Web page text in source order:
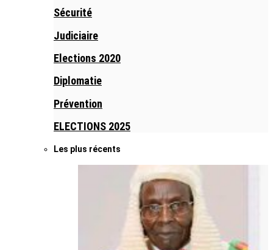
Sécurité
Judiciaire
Elections 2020
Diplomatie
Prévention
ELECTIONS 2025
Les plus récents